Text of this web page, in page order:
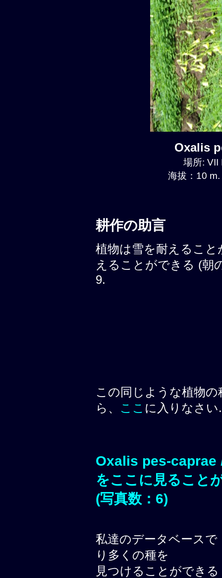
Oxalis
場所: VII
海拔：10
耕作の助言
植物は雪を耐えるこ
えることができる (朝
9.
この同じような植物
ら、 ここ に入りなさい.
Oxalis pes-caprae
をここに見ること
(写真数：6)
私達のデータベース
り多くの種を
見つけることができる